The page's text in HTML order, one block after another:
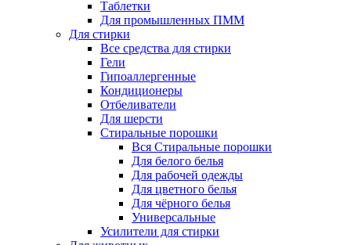
Таблетки
Для промышленных ПММ
Для стирки
Все средства для стирки
Гели
Гипоаллергенные
Кондиционеры
Отбеливатели
Для шерсти
Стиральные порошки
Вся Стиральные порошки
Для белого белья
Для рабочей одежды
Для цветного белья
Для чёрного белья
Универсальные
Усилители для стирки